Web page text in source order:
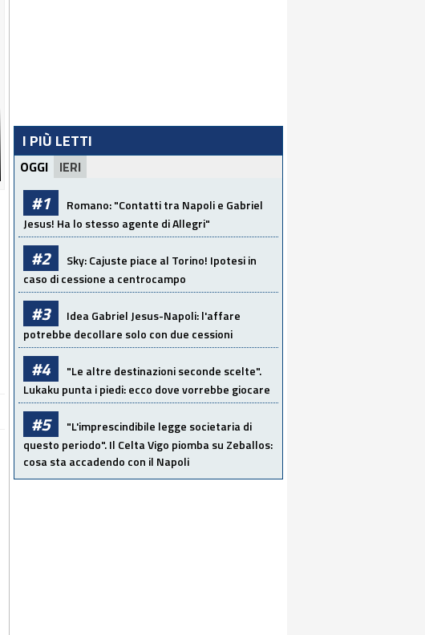
I PIÙ LETTI
OGGI IERI
#1
Romano: "Contatti tra Napoli e Gabriel
Jesus! Ha lo stesso agente di Allegri"
#2
Sky: Cajuste piace al Torino! Ipotesi in
caso di cessione a centrocampo
#3
Idea Gabriel Jesus-Napoli: l'affare
potrebbe decollare solo con due cessioni
#4
"Le altre destinazioni seconde scelte".
Lukaku punta i piedi: ecco dove vorrebbe giocare
#5
"L'imprescindibile legge societaria di
questo periodo". Il Celta Vigo piomba su Zeballos:
cosa sta accadendo con il Napoli